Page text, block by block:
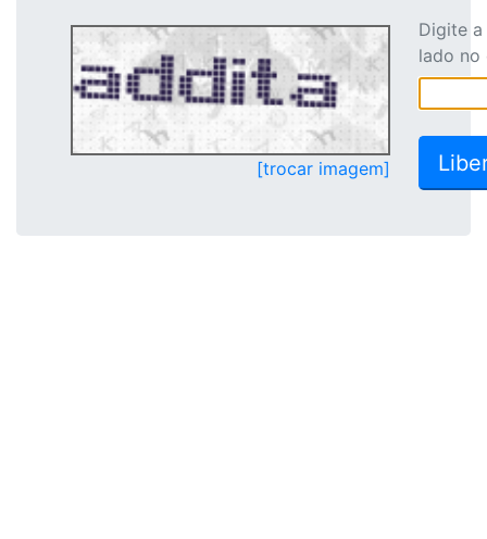
[trocar imagem]
Digite
lado no